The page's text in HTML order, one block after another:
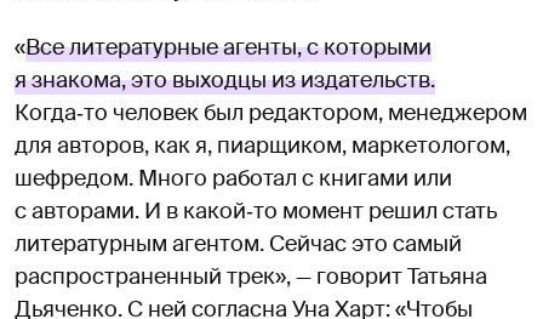
«Все литературные агенты, с которыми
я знакома, это выходцы из издательств.
Когда‑то человек был редактором, менеджером
для авторов, как я, пиарщиком, маркетологом,
шефредом. Много работал с книгами или
с авторами. И в какой‑то момент решил стать
литературным агентом. Сейчас это самый
распространенный трек», — говорит Татьяна
Дьяченко. С ней согласна Уна Харт: «Чтобы